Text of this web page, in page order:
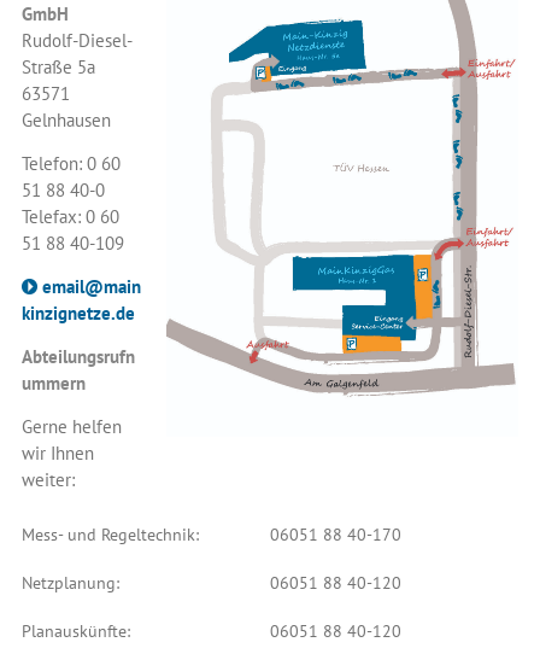
GmbH
Rudolf-Diesel-
Straße 5a
63571
Gelnhausen
Telefon: 0 60
51 88 40-0
Telefax: 0 60
51 88 40-109
email@main
kinzignetze.de
Abteilungsrufn
ummern
Gerne helfen
wir Ihnen
weiter:
Mess- und Regeltechnik: 06051 88 40-170
Netzplanung: 06051 88 40-120
Planauskünfte: 06051 88 40-120